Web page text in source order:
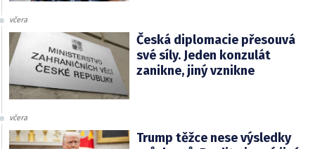
včera
Česká diplomacie přesouvá
své síly. Jeden konzulát
zanikne, jiný vznikne
včera
Trump těžce nese výsledky